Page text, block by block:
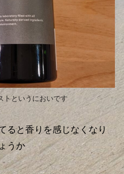
トというにおいです
ると香りを感じなくなり
うか